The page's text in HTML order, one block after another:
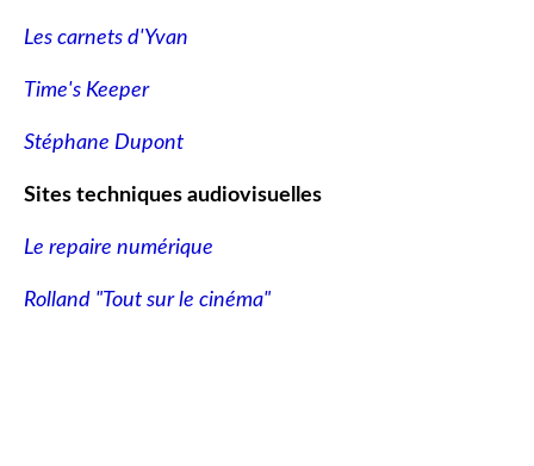
Les carnets d'Yvan
Time's Keeper
Stéphane Dupont
Sites techniques audiovisuelles
Le repaire numérique
Rolland "Tout sur le cinéma"